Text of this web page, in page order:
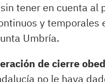
tener en cuenta al
y temporales
Umbría.
de cierre
no le haya